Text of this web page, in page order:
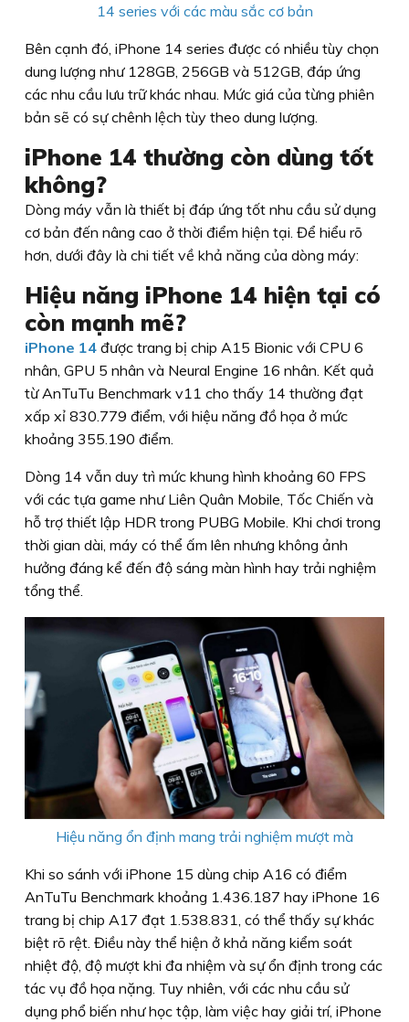
14 series với các màu sắc cơ bản
Bên cạnh đó, iPhone 14 series được có nhiều tùy chọn
dung lượng như 128GB, 256GB và 512GB, đáp ứng
các nhu cầu lưu trữ khác nhau. Mức giá của từng phiên
bản sẽ có sự chênh lệch tùy theo dung lượng.
iPhone 14 thường còn dùng tốt
không?
Dòng máy vẫn là thiết bị đáp ứng tốt nhu cầu sử dụng
cơ bản đến nâng cao ở thời điểm hiện tại. Để hiểu rõ
hơn, dưới đây là chi tiết về khả năng của dòng máy:
Hiệu năng iPhone 14 hiện tại có
còn mạnh mẽ?
iPhone 14 được trang bị chip A15 Bionic với CPU 6
nhân, GPU 5 nhân và Neural Engine 16 nhân. Kết quả
từ AnTuTu Benchmark v11 cho thấy 14 thường đạt
xấp xỉ 830.779 điểm, với hiệu năng đồ họa ở mức
khoảng 355.190 điểm.
Dòng 14 vẫn duy trì mức khung hình khoảng 60 FPS
với các tựa game như Liên Quân Mobile, Tốc Chiến và
hỗ trợ thiết lập HDR trong PUBG Mobile. Khi chơi trong
thời gian dài, máy có thể ấm lên nhưng không ảnh
hưởng đáng kể đến độ sáng màn hình hay trải nghiệm
tổng thể.
Hiệu năng ổn định mang trải nghiệm mượt mà
Khi so sánh với iPhone 15 dùng chip A16 có điểm
AnTuTu Benchmark khoảng 1.436.187 hay iPhone 16
trang bị chip A17 đạt 1.538.831, có thể thấy sự khác
biệt rõ rệt. Điều này thể hiện ở khả năng kiểm soát
nhiệt độ, độ mượt khi đa nhiệm và sự ổn định trong các
tác vụ đồ họa nặng. Tuy nhiên, với các nhu cầu sử
dụng phổ biến như học tập, làm việc hay giải trí, iPhone